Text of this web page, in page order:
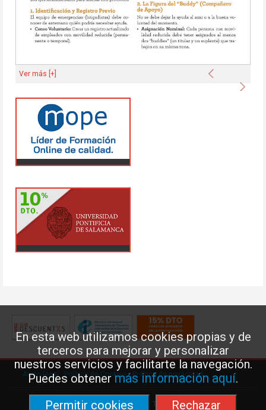
En esta web utilizamos cookies propias y de
terceros para mejorar y personalizar
nuestros servicios y facilitarte la navegación.
Puedes obtenermás información aquí.
Permitir cookies
Rechazar
Anterior
Ver más [+]
Aviso legal·Política de Cookies·Política de privacidad
Federación de Enseñanza de USO · Teléfono: 91 577 41 13 ·